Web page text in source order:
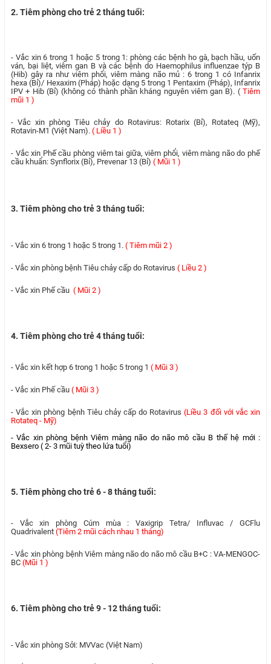
2. Tiêm phòng cho trẻ 2 tháng tuổi:
- Vắc xin 6 trong 1 hoặc 5 trong 1: phòng các bệnh ho gà, bạch hầu, uốn
ván, bại liệt, viêm gan B và các bệnh do Haemophilus influenzae týp B
(Hib) gây ra như viêm phổi, viêm màng não mủ : 6 trong 1 có Infanrix
hexa (Bỉ)/ Hexaxim (Pháp) hoặc dạng 5 trong 1 Pentaxim (Pháp), Infanrix
IPV + Hib (Bỉ) (không có thành phần kháng nguyên viêm gan B). ( Tiêm
mũi 1 )
- Vắc xin phòng Tiêu chảy do Rotavirus: Rotarix (Bỉ), Rotateq (Mỹ),
Rotavin-M1 (Việt Nam). ( Liều 1 )
- Vắc xin Phế cầu phòng viêm tai giữa, viêm phổi, viêm màng não do phế
cầu khuẩn: Synflorix (Bỉ), Prevenar 13 (Bỉ) ( Mũi 1 )
3. Tiêm phòng cho trẻ 3 tháng tuổi:
- Vắc xin 6 trong 1 hoặc 5 trong 1. ( Tiêm mũi 2 )
- Vắc xin phòng bệnh Tiêu chảy cấp do Rotavirus ( Liều 2 )
- Vắc xin Phế cầu ( Mũi 2 )
4. Tiêm phòng cho trẻ 4 tháng tuổi:
- Vắc xin kết hợp 6 trong 1 hoặc 5 trong 1 ( Mũi 3 )
- Vắc xin Phế cầu ( Mũi 3 )
- Vắc xin phòng bệnh Tiêu chảy cấp do Rotavirus(Liều 3 đối với vắc xin
Rotateq - Mỹ)
- Vắc xin phòng bệnh Viêm màng não do não mô cầu B thế hệ mới :
Bexsero ( 2- 3 mũi tuỳ theo lứa tuổi)
5. Tiêm phòng cho trẻ 6 - 8 tháng tuổi:
- Vắc xin phòng Cúm mùa : Vaxigrip Tetra/ Influvac / GCFlu
Quadrivalent (Tiêm 2 mũi cách nhau 1 tháng)
- Vắc xin phòng bệnh Viêm màng não do não mô cầu B+C : VA-MENGOC-
BC (Mũi 1 )
6. Tiêm phòng cho trẻ 9 - 12 tháng tuổi:
- Vắc xin phòng Sởi: MVVac (Việt Nam)